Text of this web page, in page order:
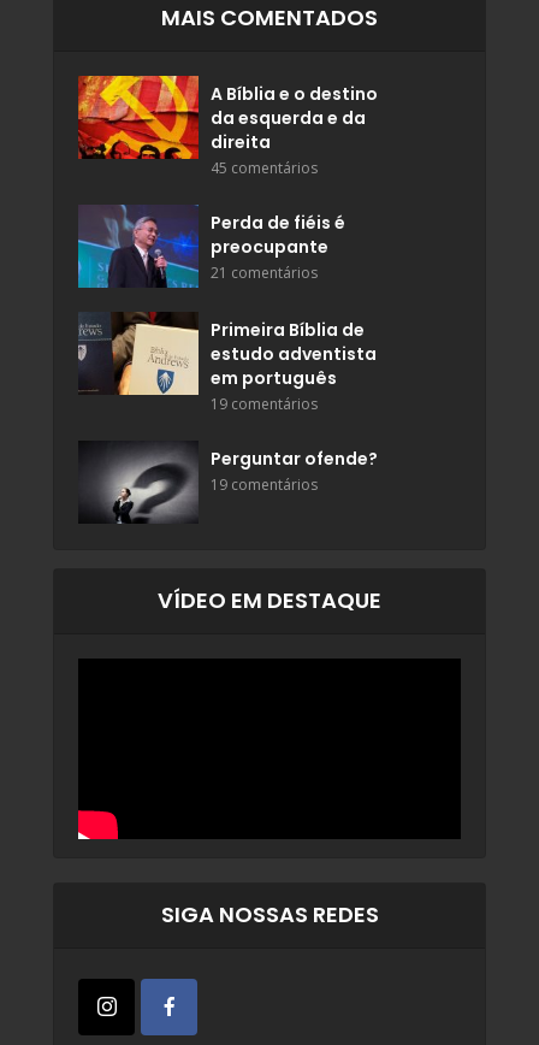
MAIS COMENTADOS
A Bíblia e o destino
da esquerda e da
direita
45 comentários
Perda de fiéis é
preocupante
21 comentários
Primeira Bíblia de
estudo adventista
em português
19 comentários
Perguntar ofende?
19 comentários
VÍDEO EM DESTAQUE
SIGA NOSSAS REDES